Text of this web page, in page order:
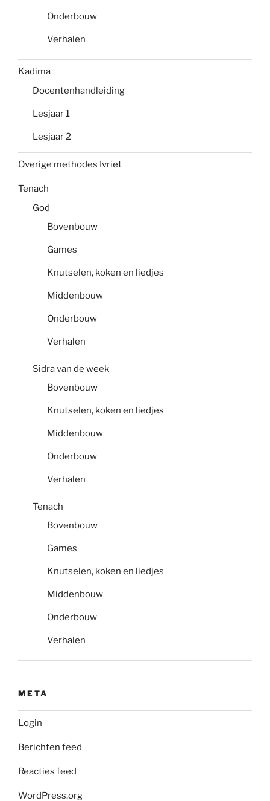
Onderbouw
Verhalen
Kadima
Docentenhandleiding
Lesjaar 1
Lesjaar 2
Overige methodes Ivriet
Tenach
God
Bovenbouw
Games
Knutselen, koken en liedjes
Middenbouw
Onderbouw
Verhalen
Sidra van de week
Bovenbouw
Knutselen, koken en liedjes
Middenbouw
Onderbouw
Verhalen
Tenach
Bovenbouw
Games
Knutselen, koken en liedjes
Middenbouw
Onderbouw
Verhalen
META
Login
Berichten feed
Reacties feed
WordPress.org